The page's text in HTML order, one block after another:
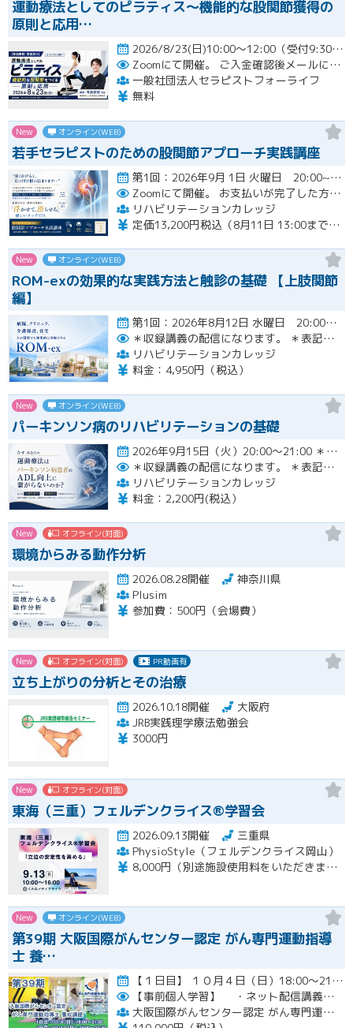
運動療法としてのピラティス〜機能的な股関節獲得の
原則と応用…
2026/8/23(日)10:00～12:00（受付9:30～）開催
Zoomにて開催。
ご入金確認後メールにてURLをお知らせいたします。
一般社団法人セラピストフォーライフ
無料
New オンライン(WEB)
若手セラピストのための股関節アプローチ実践講座
第1回：2026年9月 1日 火曜日 20:00~21:00 第2回：2026年9月15日 火曜日 20:00~2…開催
Zoomにて開催。
お支払いが完了した方のみzoomのリンクと資料が確認できるシステムとなっております。お支払いが確認できない場合は【自動キャンセル】となります。
リハビリテーションカレッジ
定価13,200円税込（8月11日 13:00までのお申し込みにて3,300円オフでご受講いただけます）
New オンライン(WEB)
ROM-exの効果的な実践方法と触診の基礎 【上肢関節
編】
第1回：2026年8月12日 水曜日 20:00~21:00 第2回：2026年8月19日 水曜日 20:00~21…開催
＊収録講義の配信になります。
＊表記された日時に限定して配信します。
リハビリテーションカレッジ
料金：4,950円（税込）
New オンライン(WEB)
パーキンソン病のリハビリテーションの基礎
2026年9月15日（火）20:00〜21:00 ＊収録講義の配信になります。 ＊表記された日時に限定して…開催
＊収録講義の配信になります。
＊表記された日時に限定して配信します。
リハビリテーションカレッジ
料金：2,200円(税込）
New オフライン(対面)
環境からみる動作分析
2026.08.28開催
神奈川県
Plusim
参加費：500円（会場費）
New オフライン(対面) PR動画有
立ち上がりの分析とその治療
2026.10.18開催
大阪府
JRB実践理学療法勉強会
3000円
New オフライン(対面)
東海（三重）フェルデンクライス®学習会
2026.09.13開催
三重県
PhysioStyle（フェルデンクライス岡山）
8,000円（別途施設使用料をいただきます）
New オンライン(WEB)
第39期 大阪国際がんセンター認定 がん専門運動指導
士 養…
【１日目】 １０月４日（日）18:00～21:30 ［ 集合学習の内容 ］ ① 開講式 ② カウンセリングの実…開催
【事前個人学習】
・ネット配信講義の動画ＵＲＬをお知らせします。
大阪国際がんセンター認定 がん専門運動指導士 事務局